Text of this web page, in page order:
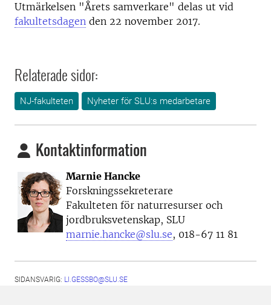
Utmärkelsen "Årets samverkare" delas ut vid
fakultetsdagen den 22 november 2017.
Relaterade sidor:
NJ-fakulteten Nyheter för SLU:s medarbetare
Kontaktinformation
Marnie Hancke
Forskningssekreterare
Fakulteten för naturresurser och
jordbruksvetenskap, SLU
marnie.hancke@slu.se, 018-67 11 81
SIDANSVARIG: LI.GESSBO@SLU.SE